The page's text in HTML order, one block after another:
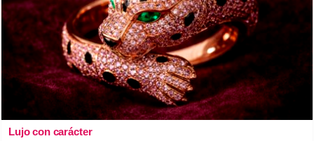
Lujo con carácter